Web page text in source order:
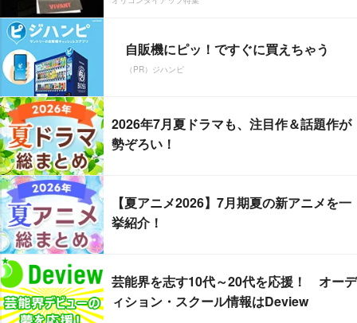
自販機にピッ！ですぐに買えちゃう
（PR）ジハンピ
2026年7月夏ドラマも、注目作＆話題作が
勢ぞろい！
【夏アニメ2026】7月期夏の新アニメを一
挙紹介！
芸能界を志す10代～20代を応援！ オーデ
ィション・スクール情報はDeview